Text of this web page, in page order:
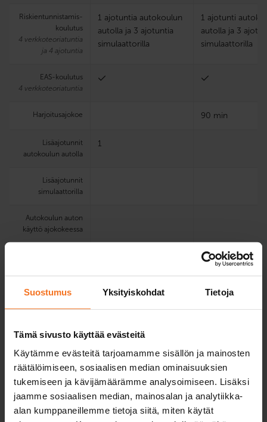
Suostumus Yksityiskohdat Tietoja
Tämä sivusto käyttää evästeitä
Käytämme evästeitä tarjoamamme sisällön ja mainosten
räätälöimiseen, sosiaalisen median ominaisuuksien
tukemiseen ja kävijämäärämme analysoimiseen. Lisäksi
jaamme sosiaalisen median, mainosalan ja analytiikka-
alan kumppaneillemme tietoja siitä, miten käytät
Riskien­tunnistamis­
koulutus
4 verkkoteoriatuntia
ja 4 ajotuntia
1 ajotuntia autokoulun
autolla ja 3 ajotuntia
simulaattorilla
1 ajotunti
autolla ja 3
simulaattorilla
EAS-koulutus
4 verkkoteoriatuntia
Harjoitus­ajokoe 90 min
Lisäajotunnit
autokoulun autolla
1
Lisäajotunnit
simulaattorilla
Autokoulun auton
käyttö ajokokeessa
oppikirja
valitulla
toimipisteellä
suomeksi,
englanniksi ja
ruotsiksi.